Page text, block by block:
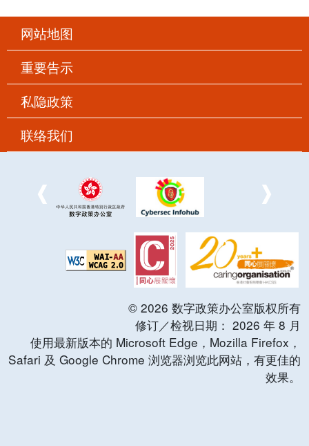
网站地图
重要告示
私隐政策
联络我们
© 2026 数字政策办公室版权所有
修订／检视日期： 2026 年 8 月
使用最新版本的 Microsoft Edge，Mozilla Firefox，
Safari 及 Google Chrome 浏览器浏览此网站，有更佳的
效果。